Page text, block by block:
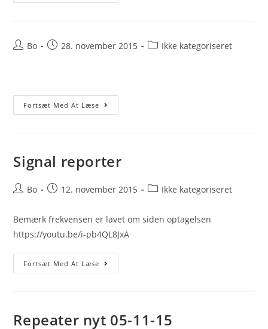
PostBo
Post28. november 2015
PostIkke kategoriseret
Fortsæt Med At Læse
Signal reporter
PostBo
Post12. november 2015
PostIkke kategoriseret
Bemærk frekvensen er lavet om siden optagelsen
https://youtu.be/i-pb4QL8JxA
Fortsæt Med At Læse Signal
Reporter
Repeater nyt 05-11-15